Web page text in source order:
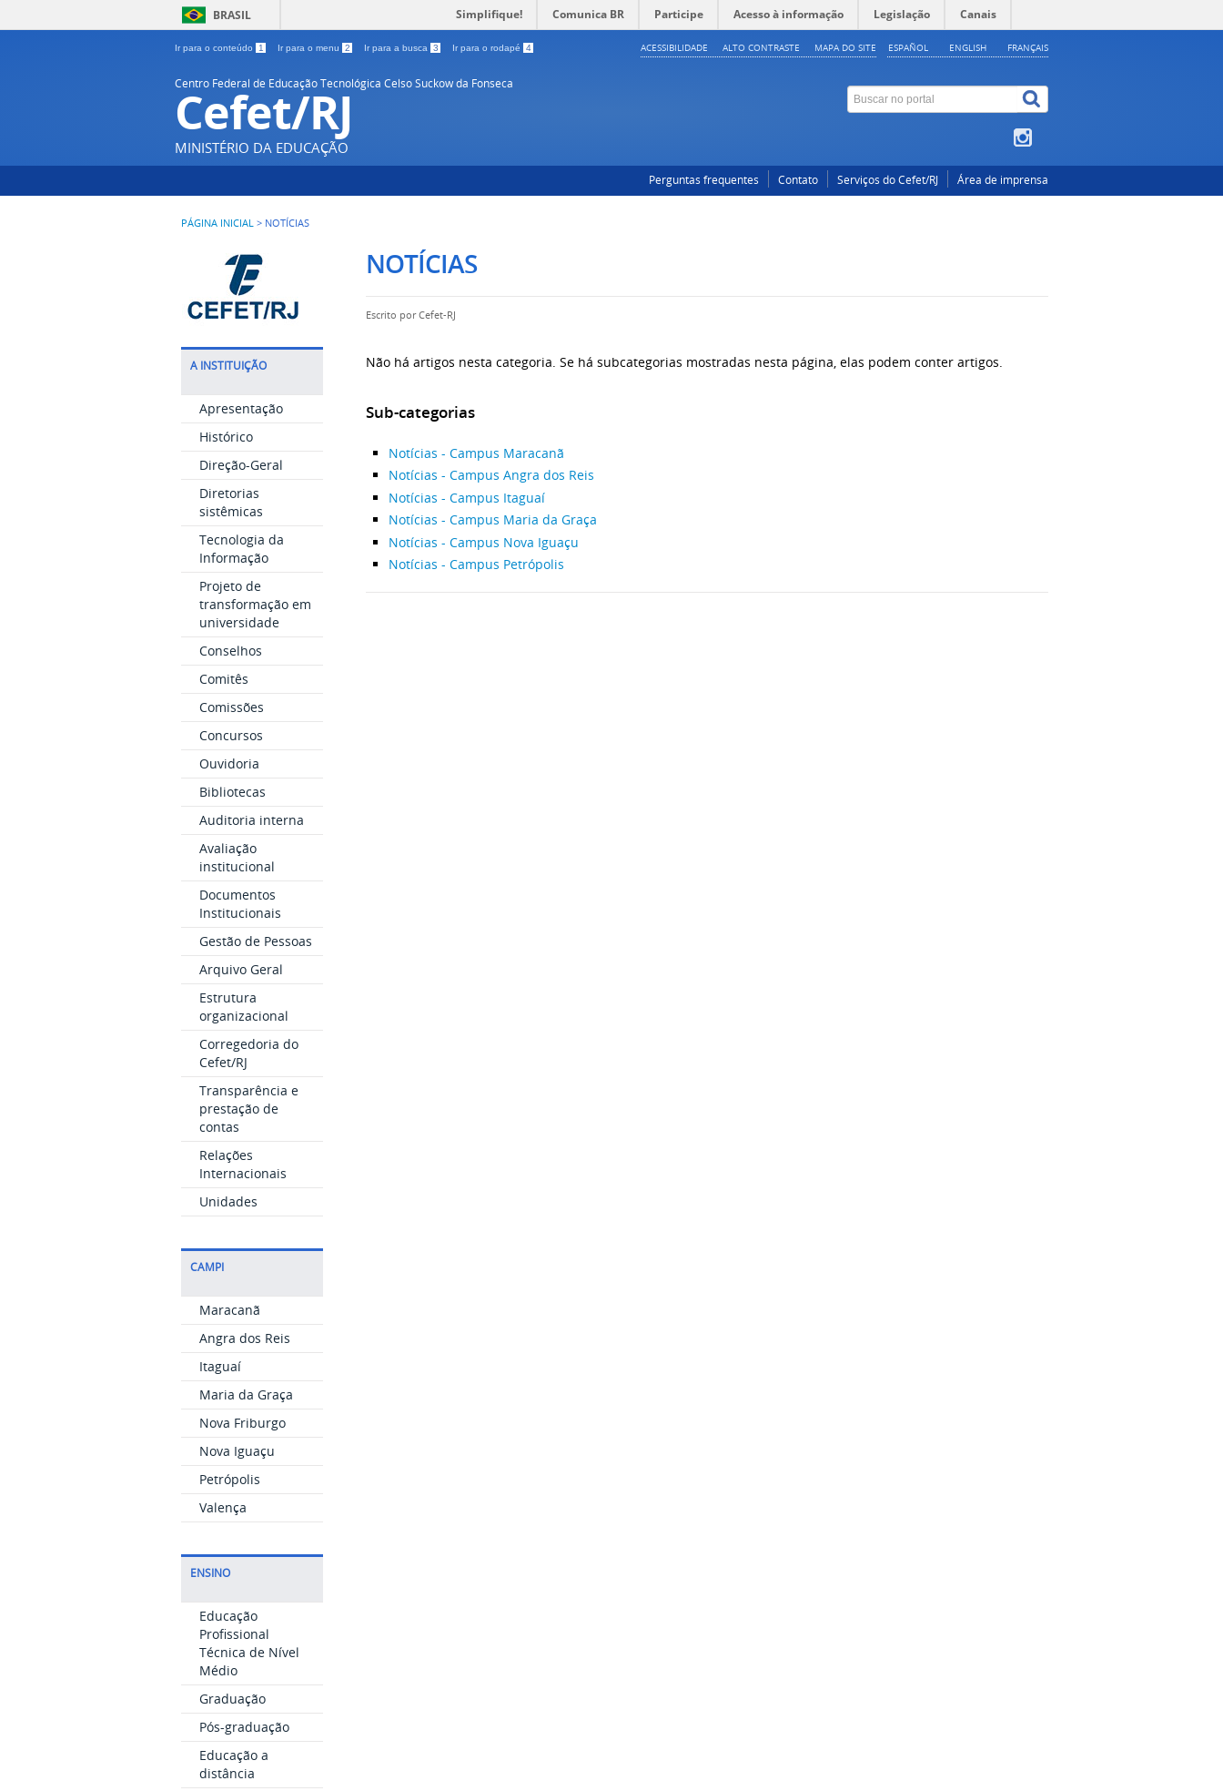
BRASIL Simplifique! Comunica BR Participe Acesso à informação Legislação Canais
Ir para o conteúdo 1 Ir para o menu 2 Ir para a busca 3 Ir para o rodapé 4 ESPAÑOL ENGLISH FRANÇAIS
ACESSIBILIDADE ALTO CONTRASTE MAPA DO SITE
Centro Federal de Educação Tecnológica Celso Suckow da Fonseca
Cefet/RJ
MINISTÉRIO DA EDUCAÇÃO
Perguntas frequentes Contato Serviços do Cefet/RJ Área de imprensa
PÁGINA INICIAL > NOTÍCIAS
A INSTITUIÇÃO
Apresentação
Histórico
Direção-Geral
Diretorias
sistêmicas
Tecnologia da
Informação
Projeto de
transformação em
universidade
Conselhos
Comitês
Comissões
Concursos
Ouvidoria
Bibliotecas
Auditoria interna
Avaliação
institucional
Documentos
Institucionais
Gestão de Pessoas
Arquivo Geral
Estrutura
organizacional
Corregedoria do
Cefet/RJ
Transparência e
prestação de
contas
Relações
Internacionais
Unidades
CAMPI
Maracanã
Angra dos Reis
Itaguaí
Maria da Graça
Nova Friburgo
Nova Iguaçu
Petrópolis
Valença
ENSINO
Educação
Profissional
Técnica de Nível
Médio
Graduação
Pós-graduação
Educação a
distância
NOTÍCIAS
Escrito porCefet-RJ
Não há artigos nesta categoria. Se há subcategorias mostradas nesta página, elas podem conter artigos.
Sub-categorias
Notícias - Campus Maracanã
Notícias - Campus Angra dos Reis
Notícias - Campus Itaguaí
Notícias - Campus Maria da Graça
Notícias - Campus Nova Iguaçu
Notícias - Campus Petrópolis